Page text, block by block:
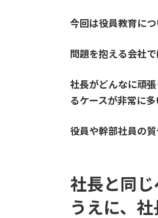
今回は役員教育につ
問題を抱える会社
社長がどんなに頑
るケースが非常に多
役員や幹部社員の質
社長と同
うえに、